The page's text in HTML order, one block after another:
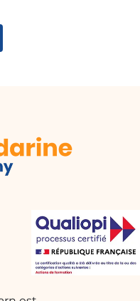
dans Microsoft
structurer les
dans
avec
PowerPoint grâce à
apprendrez à tirer
intelligent pour
des documents,